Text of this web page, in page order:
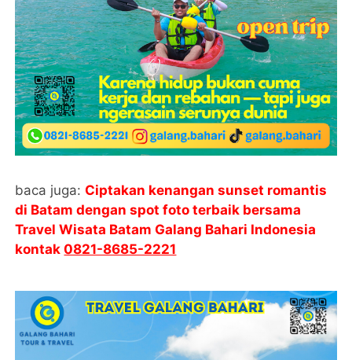
baca juga:Ciptakan kenangan sunset romantis
di Batam dengan spot foto terbaik bersama
Travel Wisata Batam Galang Bahari Indonesia
kontak0821-8685-2221